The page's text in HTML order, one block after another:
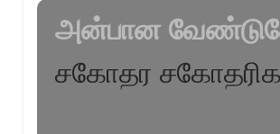
அன்பான
சகோதர